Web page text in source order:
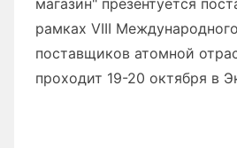
рамках VIII
поставщиков атомной
проходит 19-20 октября в